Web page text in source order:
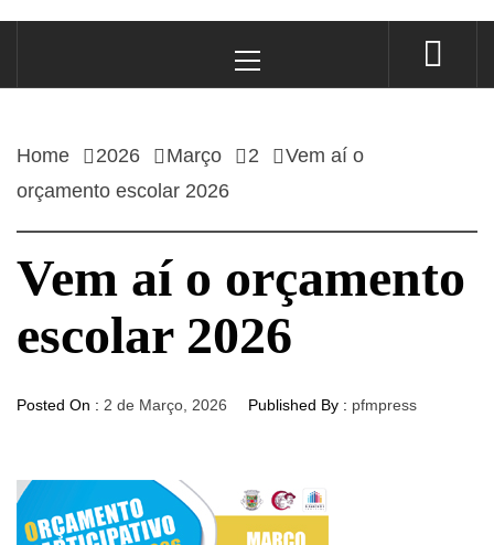
Menu
Home 2026 Março 2
Vem aí o
orçamento escolar 2026
Vem aí o orçamento
escolar 2026
Posted On : 2 de Março, 2026 Published By : pfmpress